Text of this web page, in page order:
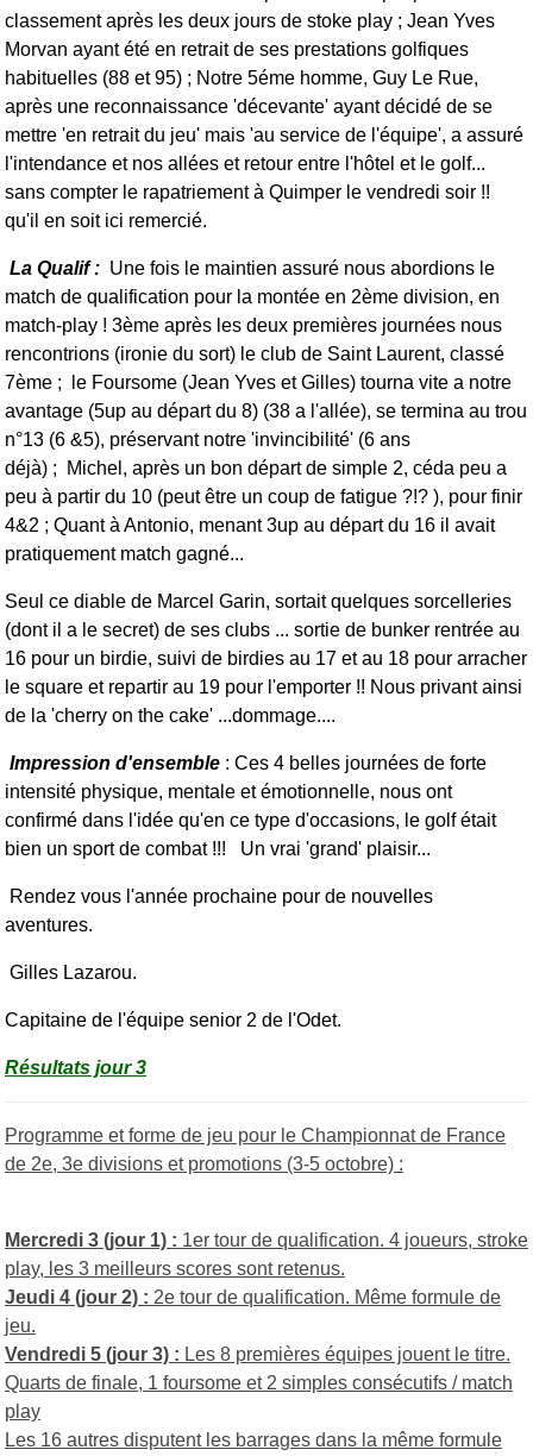
classement après les deux jours de stoke play ; Jean Yves
Morvan ayant été en retrait de ses prestations golfiques
habituelles (88 et 95) ; Notre 5éme homme, Guy Le Rue,
après une reconnaissance 'décevante' ayant décidé de se
mettre 'en retrait du jeu' mais 'au service de l'équipe', a assuré
l'intendance et nos allées et retour entre l'hôtel et le golf...
sans compter le rapatriement à Quimper le vendredi soir !!
qu'il en soit ici remercié.
La Qualif : Une fois le maintien assuré nous abordions le
match de qualification pour la montée en 2ème division, en
match-play ! 3ème après les deux premières journées nous
rencontrions (ironie du sort) le club de Saint Laurent, classé
7ème ; le Foursome (Jean Yves et Gilles) tourna vite a notre
avantage (5up au départ du 8) (38 a l'allée), se termina au trou
n°13 (6 &5), préservant notre 'invincibilité' (6 ans
déjà) ; Michel, après un bon départ de simple 2, céda peu a
peu à partir du 10 (peut être un coup de fatigue ?!? ), pour finir
4&2 ; Quant à Antonio, menant 3up au départ du 16 il avait
pratiquement match gagné...
Seul ce diable de Marcel Garin, sortait quelques sorcelleries
(dont il a le secret) de ses clubs ... sortie de bunker rentrée au
16 pour un birdie, suivi de birdies au 17 et au 18 pour arracher
le square et repartir au 19 pour l'emporter !! Nous privant ainsi
de la 'cherry on the cake' ...dommage....
Impression d'ensemble : Ces 4 belles journées de forte
intensité physique, mentale et émotionnelle, nous ont
confirmé dans l'idée qu'en ce type d'occasions, le golf était
bien un sport de combat !!! Un vrai 'grand' plaisir...
Rendez vous l'année prochaine pour de nouvelles
aventures.
Gilles Lazarou.
Capitaine de l'équipe senior 2 de l'Odet.
Résultats jour 3
Programme et forme de jeu pour le Championnat de France
de 2e, 3e divisions et promotions (3-5 octobre) :
Mercredi 3 (jour 1) : 1er tour de qualification. 4 joueurs, stroke
play, les 3 meilleurs scores sont retenus.
Jeudi 4 (jour 2) : 2e tour de qualification. Même formule de
jeu.
Vendredi 5 (jour 3) : Les 8 premières équipes jouent le titre.
Quarts de finale, 1 foursome et 2 simples consécutifs / match
play
Les 16 autres disputent les barrages dans la même formule